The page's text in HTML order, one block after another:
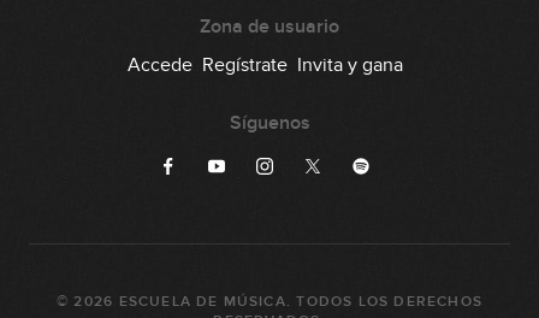
Zona de usuario
Accede Regístrate Invita y gana
Síguenos
©2026 ESCUELA DE MÚSICA. TODOS LOS DERECHOS